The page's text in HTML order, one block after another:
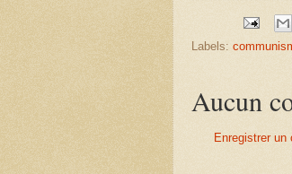
Labels:
Aucun
Enregistrer un